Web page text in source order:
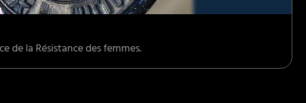
de la Résistance des femmes.